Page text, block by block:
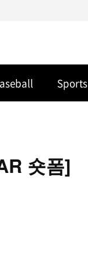
Sports
숏폼]